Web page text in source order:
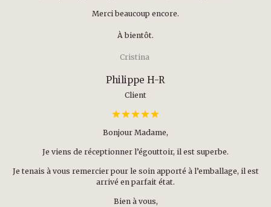
Merci beaucoup encore.
À bientôt.
Cristina
Philippe H-R
Client
Bonjour Madame,
Je viens de réceptionner l’égouttoir, il est superbe.
Je tenais à vous remercier pour le soin apporté à l’emballage, il est
arrivé en parfait état.
Bien à vous,